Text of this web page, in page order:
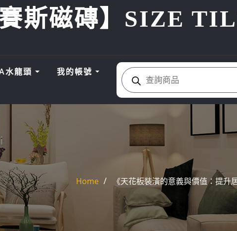
斯磁磚】SIZE
水龍頭 我的帳號 Products
search
Home 《天花板裝潢的意義與價值：提升